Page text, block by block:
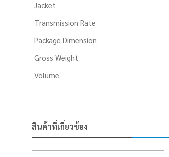
Jacket
Transmission Rate
Package Dimension
Gross Weight
Volume
สินค้าที่เกี่ยวข้อง